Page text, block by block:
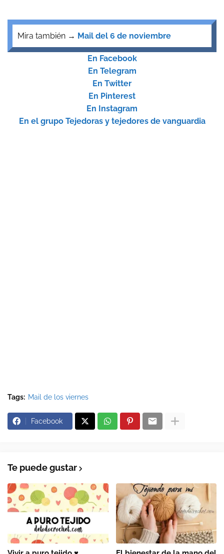
Mira también → Mail del 6 de noviembre
En Facebook
En Telegram
En Twitter
En Pinterest
En Instagram
En el grupo Tejedoras y tejedores de vanguardia
Tags: Mail de los viernes
Facebook
Te puede gustar